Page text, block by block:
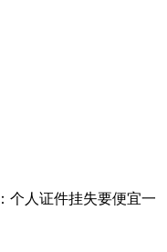
个人证件挂失要便宜一